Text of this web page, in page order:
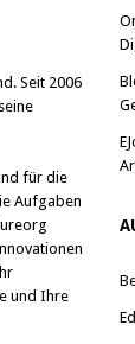
Seit 2006
für die
Aufgaben
und Ihre